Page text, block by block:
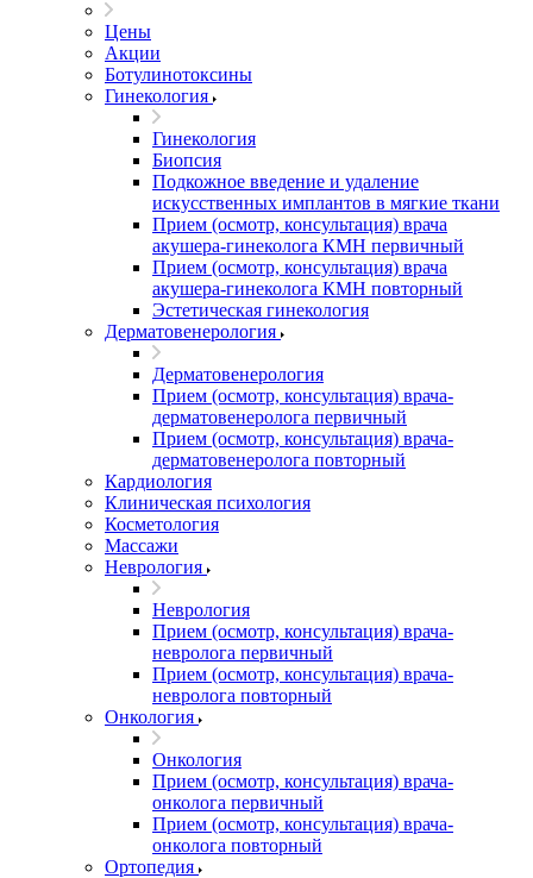
Цены
Акции
Ботулинотоксины
Гинекология
Гинекология
Биопсия
Подкожное введение и удаление
искусственных имплантов в мягкие ткани
Прием (осмотр, консультация) врача
акушера-гинеколога КМН первичный
Прием (осмотр, консультация) врача
акушера-гинеколога КМН повторный
Эстетическая гинекология
Дерматовенерология
Дерматовенерология
Прием (осмотр, консультация) врача-
дерматовенеролога первичный
Прием (осмотр, консультация) врача-
дерматовенеролога повторный
Кардиология
Клиническая психология
Косметология
Массажи
Неврология
Неврология
Прием (осмотр, консультация) врача-
невролога первичный
Прием (осмотр, консультация) врача-
невролога повторный
Онкология
Онкология
Прием (осмотр, консультация) врача-
онколога первичный
Прием (осмотр, консультация) врача-
онколога повторный
Ортопедия